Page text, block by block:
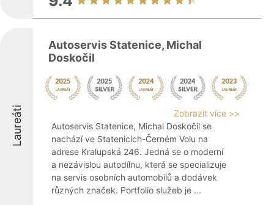
Laureáti
Autoservis Statenice, Michal
Doskočil
Zobrazit více >>
Autoservis Statenice, Michal Doskočil se
nachází ve Statenicích-Černém Volu na
adrese Kralupská 246. Jedná se o moderní
a nezávislou autodílnu, která se specializuje
na servis osobních automobilů a dodávek
různých značek. Portfolio služeb je ...